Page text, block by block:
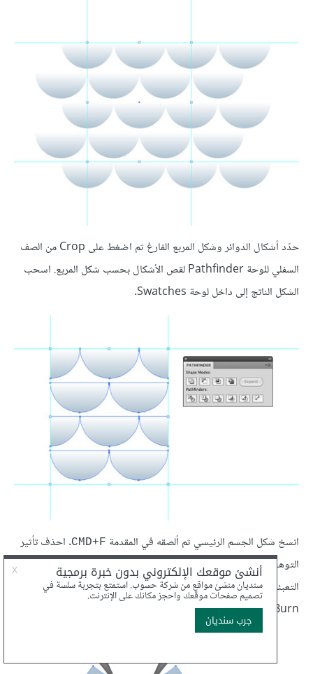
حدّد أشكال الدوائر وشكل المربع الفارغ ثم اضغط على Crop من الصف
السفلي للوحة Pathfinder لقص الأشكال بحسب شكل المربع. اسحب
الشكل الناتج إلى داخل لوحة Swatches.
انسخ شكل الجسم الرئيسي ثم ألصقه في المقدمة CMD+F. احذف تأثير
التوهج الداخلي من لوحة المظهر Appearances ثم استبدل لون
Burn.